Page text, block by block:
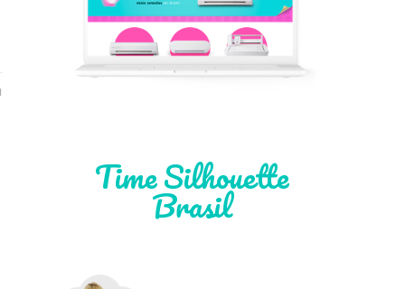
Time Silhouette
Brasil
Léia Pastori
Thiara Ney